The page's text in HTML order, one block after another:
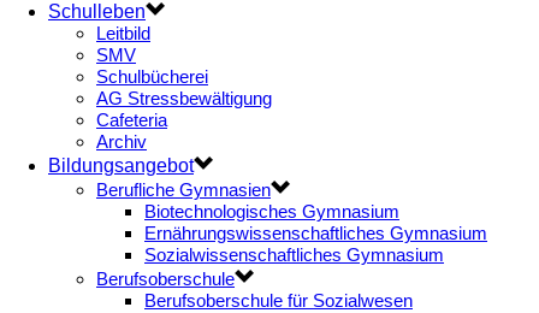
Schulleben
Leitbild
SMV
Schulbücherei
AG Stressbewältigung
Cafeteria
Archiv
Bildungsangebot
Berufliche Gymnasien
Biotechnologisches Gymnasium
Ernährungswissenschaftliches Gymnasium
Sozialwissenschaftliches Gymnasium
Berufsoberschule
Berufsoberschule für Sozialwesen